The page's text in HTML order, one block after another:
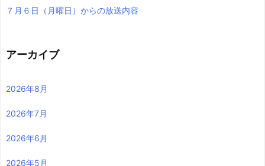
７月６日（月曜日）からの放送内容
アーカイブ
2026年8月
2026年7月
2026年6月
2026年5月